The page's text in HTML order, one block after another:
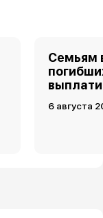
Семьям
6 августа